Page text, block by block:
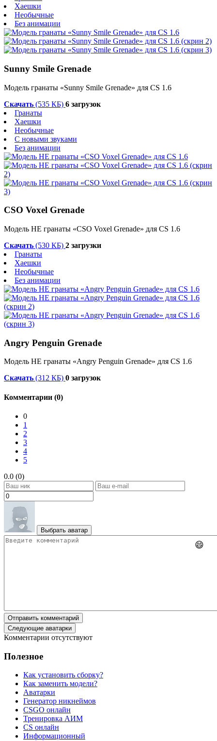
Хаешки
Необычные
Без анимации
Sunny Smile Grenade
Модель гранаты «Sunny Smile Grenade» для CS 1.6
Скачать (535 КБ) 6 загрузок
Гранаты
Хаешки
Необычные
С новыми звуками
Без анимации
CSO Voxel Grenade
Модель HE гранаты «CSO Voxel Grenade» для CS 1.6
Скачать (530 КБ) 2 загрузки
Гранаты
Хаешки
Необычные
Без анимации
Angry Penguin Grenade
Модель HE гранаты «Angry Penguin Grenade» для CS 1.6
Скачать (312 КБ) 0 загрузок
Комментарии (0)
0
1
2
3
4
5
0.0 (0)
Выбрать аватар
😄
Отправить комментарий
Следующие аватарки
Комментарии отсутствуют
Полезное
Как установить сборку?
Как заменить модели?
Аватарки
Генератор никнеймов
CSGO онлайн
Тренировка АИМ
CS онлайн
Информационный